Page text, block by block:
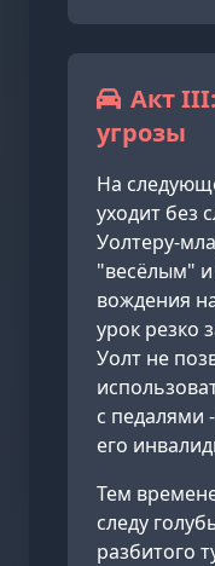
Акт
угрозы
На
уходит без
Уолтеру-
"весёлым" и
вождения
урок резко
Уолт не
с педалями
его
Тем
следу
разбитого